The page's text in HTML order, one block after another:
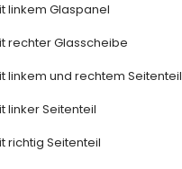
linkem Glaspanel
rechter Glasscheibe
linkem und rechtem Seitenteil
linker Seitenteil
richtig Seitenteil